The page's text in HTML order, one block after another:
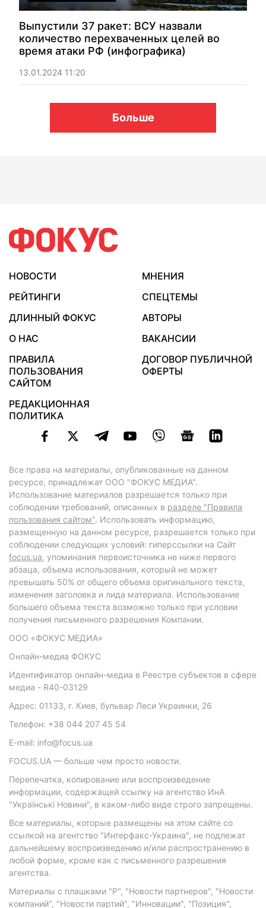
Выпустили 37 ракет: ВСУ назвали
количество перехваченных целей во
время атаки РФ (инфографика)
13.01.2024 11:20
Больше
НОВОСТИ
МНЕНИЯ
РЕЙТИНГИ
СПЕЦТЕМЫ
ДЛИННЫЙ ФОКУС
АВТОРЫ
О НАС
ВАКАНСИИ
ПРАВИЛА
ПОЛЬЗОВАНИЯ
САЙТОМ
ДОГОВОР ПУБЛИЧНОЙ
ОФЕРТЫ
РЕДАКЦИОННАЯ
ПОЛИТИКА
Все права на материалы, опубликованные на данном
ресурсе, принадлежат ООО "ФОКУС МЕДИА".
Использование материалов разрешается только при
соблюдении требований, описанных в разделе "Правила
пользования сайтом". Использовать информацию,
размещенную на данном ресурсе, разрешается только при
соблюдении следующих условий: гиперссылки на Сайт
focus.ua, упоминания первоисточника не ниже первого
абзаца, объема использования, который не может
превышать 50% от общего объема оригинального текста,
изменения заголовка и лида материала. Использование
большего объема текста возможно только при условии
получения письменного разрешения Компании.
ООО «ФОКУС МЕДИА»
Онлайн-медиа ФОКУС
Идентификатор онлайн-медиа в Реестре субъектов в сфере
медиа - R40-03129
Адрес: 01133, г. Киев, бульвар Леси Украинки, 26
Телефон: +38 044 207 45 54
E-mail: info@focus.ua
FOCUS.UA — больше чем просто новости.
Перепечатка, копирование или воспроизведение
информации, содержащей ссылку на агентство ИнА
"Українські Новини", в каком-либо виде строго запрещены.
Все материалы, которые размещены на этом сайте со
ссылкой на агентство "Интерфакс-Украина", не подлежат
дальнейшему воспроизведению и/или распространению в
любой форме, кроме как с письменного разрешения
агентства.
Материалы с плашками "Р", "Новости партнеров", "Новости
компаний", "Новости партий", "Инновации", "Позиция",